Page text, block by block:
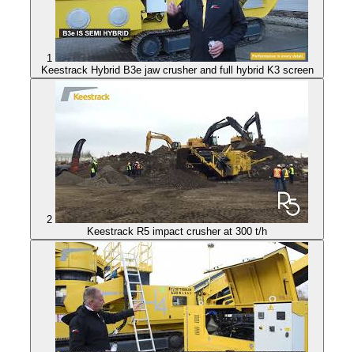
1
Keestrack Hybrid B3e jaw crusher and full hybrid K3 screen
2
Keestrack R5 impact crusher at 300 t/h